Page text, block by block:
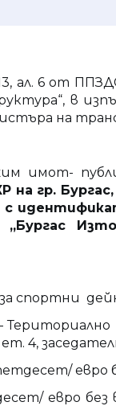
ал. 6 от
в
на
на гр. Бургас
спортни
4,
евро
евро без